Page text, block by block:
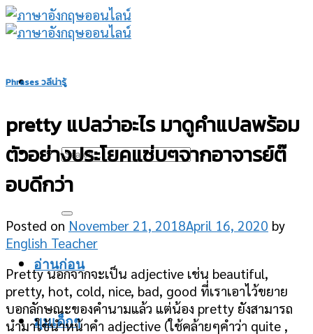
Skip
to
อ่านก่อน
มุมเด็กๆ
Phrases วลีน่ารู้
pretty แปลว่าอะไร มาดูคำแปลพร้อม
ตัวอย่างประโยคแซ่บๆจากอาจารย์ต๊
อบดีกว่า
Posted on November 21, 2018April 16, 2020 by
English Teacher
Pretty นอกจากจะเป็น adjective เช่น beautiful,
pretty, hot, cold, nice, bad, good ที่เราเอาไว้ขยาย
บอกลักษณะของคำนามแล้ว แต่น้อง pretty ยังสามารถ
นำมาใช้นำหน้าคำ adjective (ใช้คล้ายๆคำว่า quite ,